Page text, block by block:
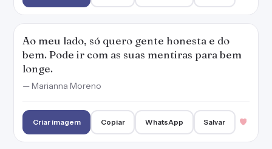
Ao meu lado, só quero gente honesta e do
bem. Pode ir com as suas mentiras para bem
longe.
— Marianna Moreno
Criar imagem Copiar WhatsApp Salvar